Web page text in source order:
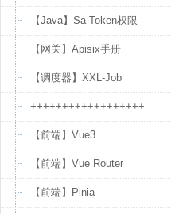
【Java】Sa-Token权限
【网关】Apisix手册
【调度器】XXL-Job
++++++++++++++++++
【前端】Vue3
【前端】Vue Router
【前端】Pinia